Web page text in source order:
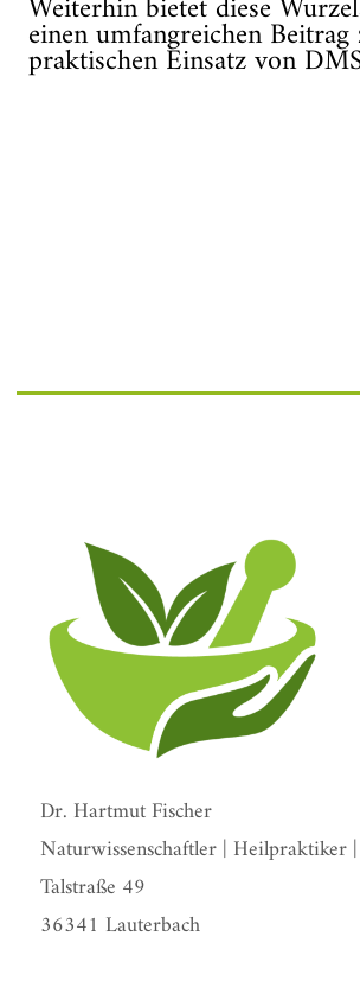
einen umfangreichen
praktischen Einsatz von
Dr. Hartmut Fischer
Naturwissenschaftler | Heilpraktiker
Talstraße 49
36341 Lauterbach